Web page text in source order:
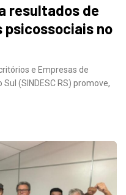
resultados de
psicossociais no
e Empresas de
(SINDESC RS) promove,